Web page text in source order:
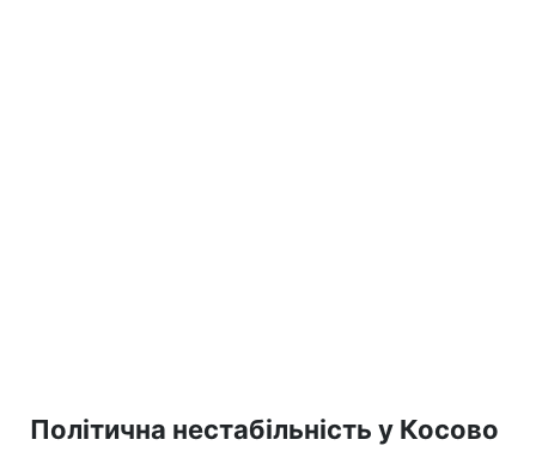
Політична нестабільність у Косово